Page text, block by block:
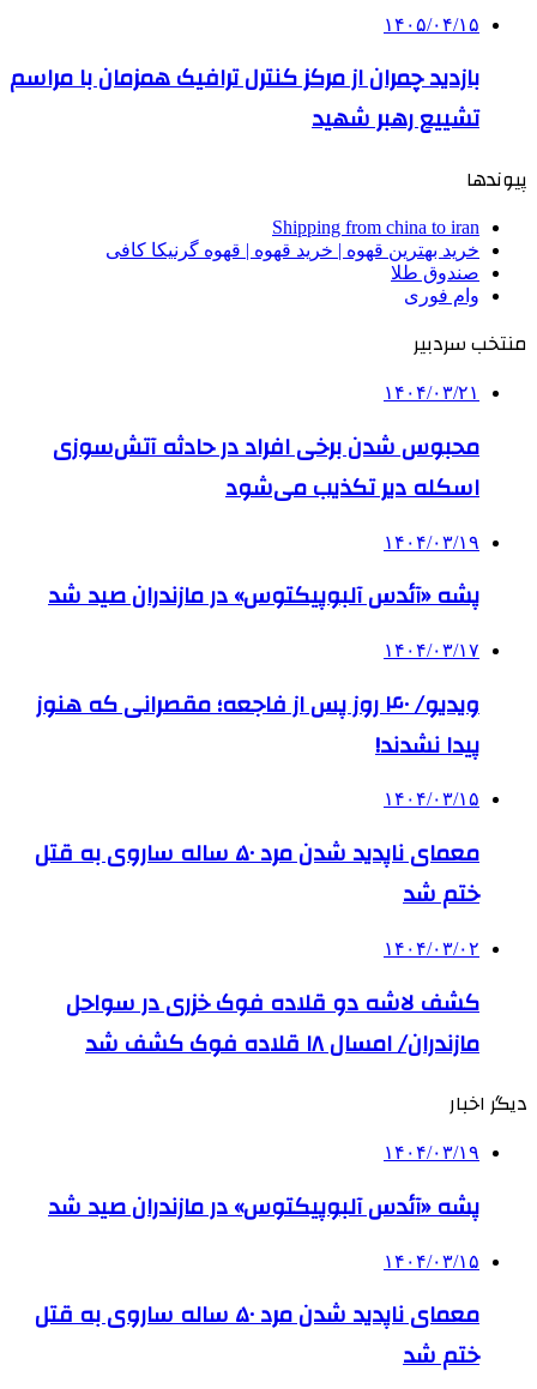
۱۴۰۵/۰۴/۱۵
بازدید چمران از مرکز کنترل ترافیک همزمان با مراسم
تشییع رهبر شهید
پیوندها
Shipping from china to iran
خرید بهترین قهوه | خرید قهوه | قهوه گرنیکا کافی
صندوق طلا
وام فوری
منتخب سردبیر
۱۴۰۴/۰۳/۲۱
محبوس‌ شدن برخی افراد در حادثه آتش‌سوزی
اسکله دیر تکذیب می‌شود
۱۴۰۴/۰۳/۱۹
پشه «آئدس آلبوپیکتوس» در مازندران صید شد
۱۴۰۴/۰۳/۱۷
ویدیو/ ۴۰ روز پس از فاجعه؛ مقصرانی که هنوز
پیدا نشدند!
۱۴۰۴/۰۳/۱۵
معمای ناپدید شدن مرد ۵۰ ساله ساروی به قتل
ختم شد
۱۴۰۴/۰۳/۰۲
کشف لاشه دو قلاده فوک خزری در سواحل
مازندران/ امسال ۱۸ قلاده فوک کشف شد
دیگر اخبار
۱۴۰۴/۰۳/۱۹
پشه «آئدس آلبوپیکتوس» در مازندران صید شد
۱۴۰۴/۰۳/۱۵
معمای ناپدید شدن مرد ۵۰ ساله ساروی به قتل
ختم شد